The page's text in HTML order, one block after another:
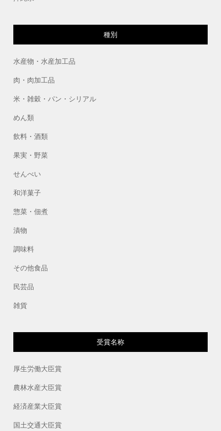
種別
水産物・水産加工品
肉・肉加工品
米・雑穀・パン・シリアル
めん類
飲料・酒類
果実・野菜
せんべい
和洋菓子
惣菜・佃煮
漬物
調味料
その他食品
民芸品
雑貨
受賞名称
厚生労働大臣賞
農林水産大臣賞
経済産業大臣賞
国土交通大臣賞